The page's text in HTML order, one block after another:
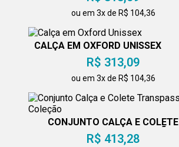
ou em 3x de R$ 104,36
CALÇA EM OXFORD UNISSEX
R$ 313,09
ou em 3x de R$ 104,36
CONJUNTO CALÇA E COLETE
TRANSPASSADO COLEÇÃO
R$ 413,28